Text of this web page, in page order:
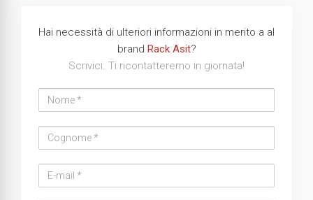
Hai necessità di ulteriori informazioni in merito a al
brand Rack Asit?
Scrivici. Ti ricontatteremo in giornata!
address